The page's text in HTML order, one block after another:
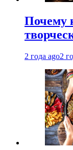
Почему
2 года ago2